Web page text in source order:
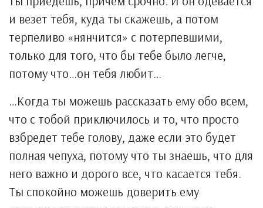
и везет тебя, куда ты скажешь, а потом
терпеливо «нянчится» с потерпевшими,
только для того, что бы тебе было легче,
потому что…он тебя любит…
…Когда ты можешь рассказать ему обо всем,
что с тобой приключилось и то, что просто
взбредет тебе голову, даже если это будет
полная чепуха, потому что ты знаешь, что для
него важно и дорого все, что касается тебя.
Ты спокойно можешь доверить ему